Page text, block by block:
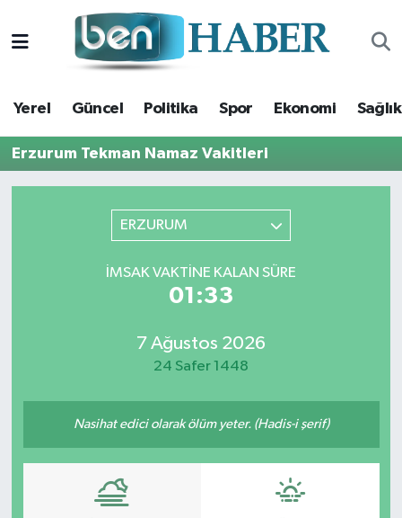
Yerel Güncel Politika Spor Ekonomi Sağlık
Erzurum Tekman Namaz Vakitleri
ERZURUM
İMSAK VAKTINE KALAN SÜRE
01:32
7 Ağustos 2026
24 Safer 1448
Nasihat edici olarak ölüm yeter. (Hadis-i şerif)
Yerel
Güncel
Politika
Röportajlar
Hava Durumu
Trafik Durumu
Süper Lig Puan Durumu ve Fikstür